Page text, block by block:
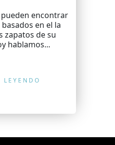
pueden encontrar
en el la
zapatos de su
hablamos...
LEYENDO